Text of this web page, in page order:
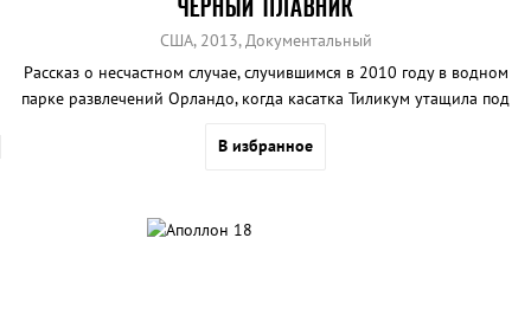
ЧЕРНЫЙ ПЛАВНИК
США, 2013, Документальный
Рассказ о несчастном случае, случившимся в 2010 году в водном
парке развлечений Орландо, когда касатка Тиликум утащила под
В избранное